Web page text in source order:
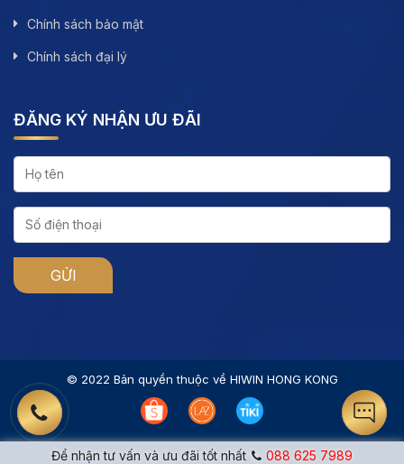
Chính sách bảo mật
Chính sách đại lý
ĐĂNG KÝ NHẬN ƯU ĐÃI
© 2022 Bản quyền thuộc về HIWIN HONG KONG
Để nhận tư vấn và ưu đãi tốt nhất 088 625 7989